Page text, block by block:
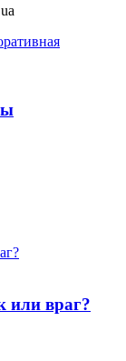
или враг?